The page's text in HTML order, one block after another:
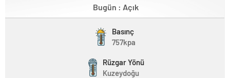
Bugün : Açık
Basınç
757kpa
Rüzgar Yönü
Kuzeydoğu